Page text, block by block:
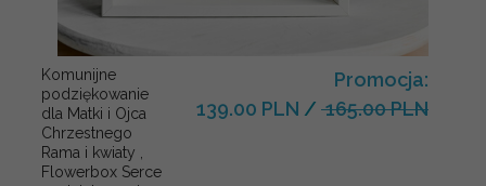
Komunijne
podziękowanie
dla Matki i Ojca
Chrzestnego
Rama i kwiaty ,
Flowerbox Serce
Promocja:
139.00 PLN / 165.00 PLN